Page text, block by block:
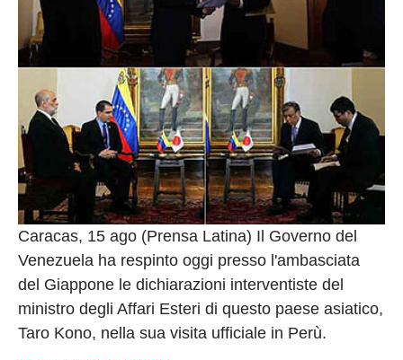
Caracas, 15 ago (Prensa Latina) Il Governo del
Venezuela ha respinto oggi presso l'ambasciata
del Giappone le dichiarazioni interventiste del
ministro degli Affari Esteri di questo paese asiatico,
Taro Kono, nella sua visita ufficiale in Perù.